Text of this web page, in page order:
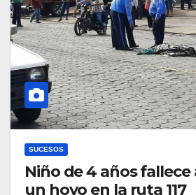
SUCESOS
Niño de 4 años fallece
un hoyo en la ruta 117